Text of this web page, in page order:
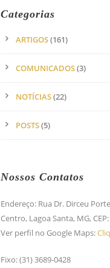
Categorias
ARTIGOS(161)
COMUNICADOS(3)
NOTÍCIAS(22)
POSTS(5)
Nossos Contatos
Endereço: Rua Dr. Dirceu
Centro, Lagoa Santa, MG,
Ver perfil no Google Maps:
Fixo: (31) 3689-0428